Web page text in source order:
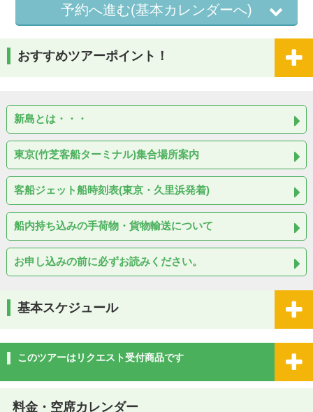
予約へ進む(基本カレンダーへ)
おすすめツアーポイント！
新島とは・・・
東京(竹芝客船ターミナル)集合場所案内
客船ジェット船時刻表(東京・久里浜発着)
船内持ち込みの手荷物・貨物輸送について
お申し込みの前に必ずお読みください。
基本スケジュール
このツアーはリクエスト受付商品です
料金・空席カレンダー